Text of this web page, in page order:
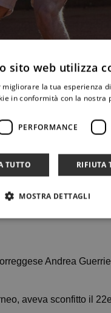
Andrea
aveva sconfitto il
sito web utilizza
la tua esperienza
in conformità con la nostra
PERFORMANCE
TUTTO RIFIUTA
MOSTRA DETTAGLI